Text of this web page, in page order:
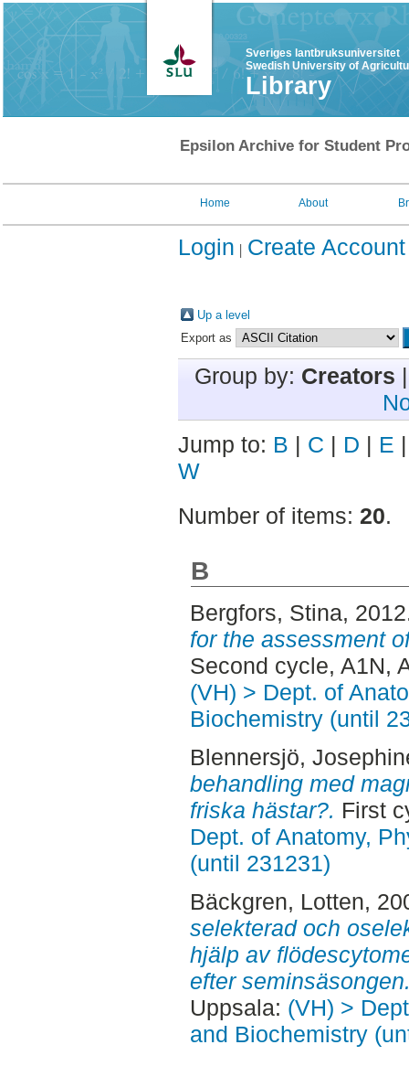
Sveriges lantbruksuniversitet
Swedish University of
Library
Epsilon Archive for Student
Home About
Login Create Account
Up a level
Export as
Group by: Creators
Jump to: B | C | D | E
W
Number of items: 20.
B
Bergfors, Stina,
for the assessment
Second cycle, A1N,
(VH) > Dept. of
Biochemistry (until
Blennersjö,
behandling med
friska hästar?. First
Dept. of Anatomy,
(until 231231)
Bäckgren, Lotten,
selekterad och
hjälp av
efter
Uppsala: (VH) >
and Biochemistry